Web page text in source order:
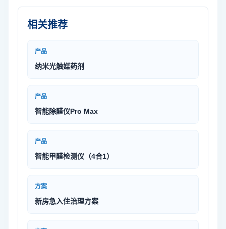
相关推荐
产品
纳米光触媒药剂
产品
智能除醛仪Pro Max
产品
智能甲醛检测仪（4合1）
方案
新房急入住治理方案